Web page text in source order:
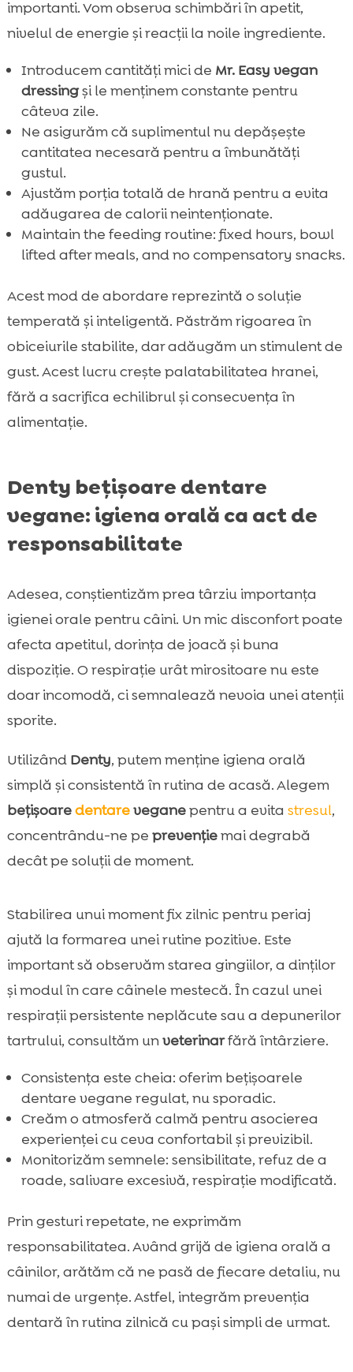
importanti. Vom observa schimbări în apetit,
nivelul de energie și reacții la noile ingrediente.
Introducem cantități mici de Mr. Easy vegan
dressingși le menținem constante pentru
câteva zile.
Ne asigurăm că suplimentul nu depășește
cantitatea necesară pentru a îmbunătăți
gustul.
Ajustăm porția totală de hrană pentru a evita
adăugarea de calorii neintenționate.
Maintain the feeding routine: fixed hours, bowl
lifted after meals, and no compensatory snacks.
Acest mod de abordare reprezintă o soluție
temperată și inteligentă. Păstrăm rigoarea în
obiceiurile stabilite, dar adăugăm un stimulent de
gust. Acest lucru crește palatabilitatea hranei,
fără a sacrifica echilibrul și consecvența în
alimentație.
Denty bețișoare dentare
vegane: igiena orală ca act de
responsabilitate
Adesea, conștientizăm prea târziu importanța
igienei orale pentru câini. Un mic disconfort poate
afecta apetitul, dorința de joacă și buna
dispoziție. O respirație urât mirositoare nu este
doar incomodă, ci semnalează nevoia unei atenții
sporite.
Utilizând Denty, putem menține igiena orală
simplă și consistentă în rutina de acasă. Alegem
bețișoaredentareveganepentru a evita stresul,
concentrându-ne pe prevențiemai degrabă
decât pe soluții de moment.
Stabilirea unui moment fix zilnic pentru periaj
ajută la formarea unei rutine pozitive. Este
important să observăm starea gingiilor, a dinților
și modul în care câinele mestecă. În cazul unei
respirații persistente neplăcute sau a depunerilor
tartrului, consultăm unveterinarfără întârziere.
Consistența este cheia: oferim bețișoarele
dentare vegane regulat, nu sporadic.
Creăm o atmosferă calmă pentru asocierea
experienței cu ceva confortabil și previzibil.
Monitorizăm semnele: sensibilitate, refuz de a
roade, salivare excesivă, respirație modificată.
Prin gesturi repetate, ne exprimăm
responsabilitatea. Având grijă de igiena orală a
câinilor, arătăm că ne pasă de fiecare detaliu, nu
numai de urgențe. Astfel, integrăm prevenția
dentară în rutina zilnică cu pași simpli de urmat.